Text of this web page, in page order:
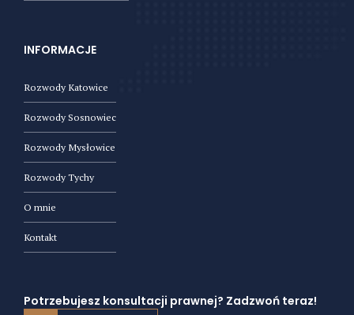
INFORMACJE
Rozwody Katowice
Rozwody Sosnowiec
Rozwody Mysłowice
Rozwody Tychy
O mnie
Kontakt
Potrzebujesz konsultacji prawnej? Zadzwoń teraz!